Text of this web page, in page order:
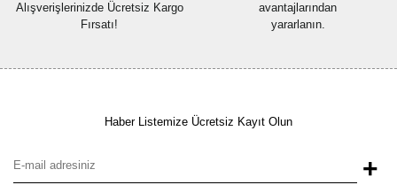
Alışverişlerinizde Ücretsiz Kargo
Fırsatı!
avantajlarından
yararlanın.
Haber Listemize Ücretsiz Kayıt Olun
+